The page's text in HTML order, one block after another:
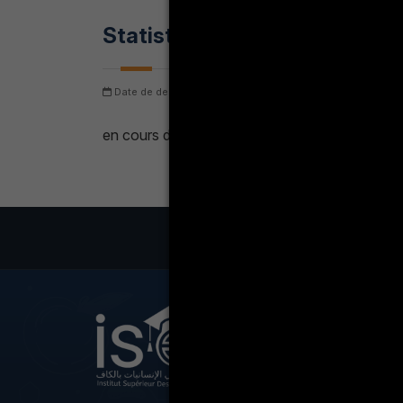
Statistiques
Date de dernière mise à jour: jeudi 6 août 2026
en cours de construction